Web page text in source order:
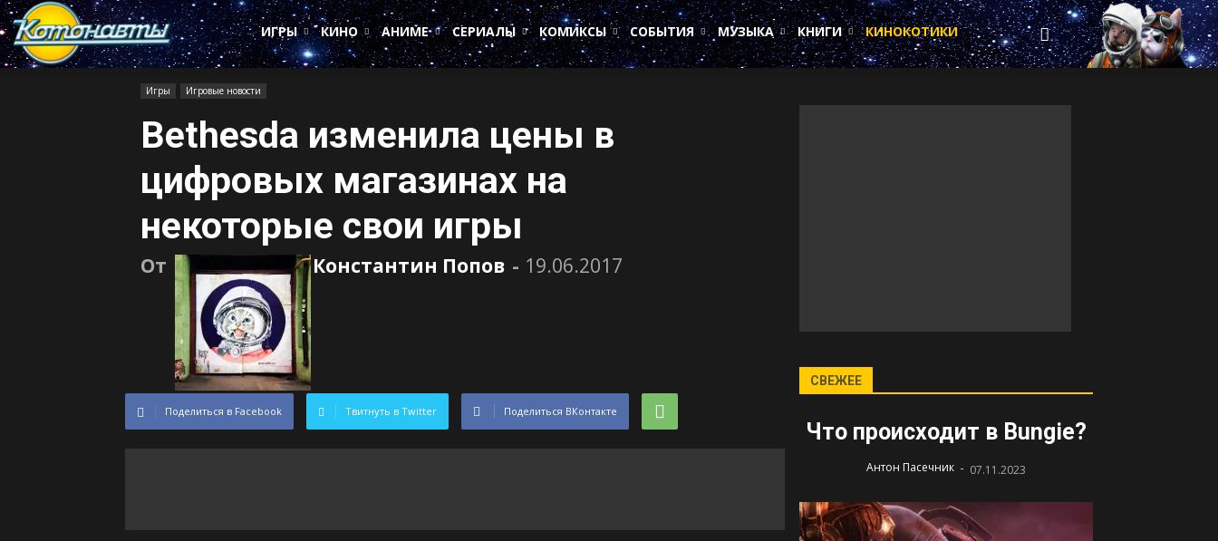
Котонавты
ИГРЫ
КИНО АНИМЕ СЕРИАЛЫ КОМИКСЫ СОБЫТИЯ МУЗЫКА КНИГИ КИНОКОТИКИ
Игры Игровые новости
Bethesda изменила цены в
цифровых магазинах на
некоторые свои игры
От Константин Попов - 19.06.2017
Поделиться в Facebook Твитнуть в Twitter Поделиться ВКонтакте
СВЕЖЕЕ
Что происходит в Bungie?
Антон Пасечник - 07.11.2023